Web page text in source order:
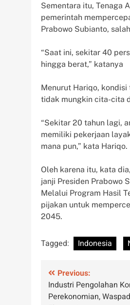
Sementara itu, Tenaga
pemerintah
Prabowo Subianto,
“Saat ini, sekitar 40
hingga berat,” katanya
Menurut Hariqo,
tidak mungkin cita-cita
“Sekitar 20 tahun lagi,
memiliki pekerjaan
mana pun,” kata Hariqo.
Oleh karena itu, kata
janji Presiden Prabowo
Melalui Program Hasil
pijakan untuk
2045.
Tagged: Indonesia
Post
navigation
Previous:
Industri Pengolahan
Perekonomian,